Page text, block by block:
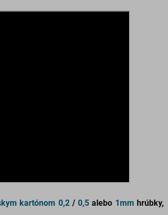
kartónom 0,2/0,5 alebo 1mm hrúbky,